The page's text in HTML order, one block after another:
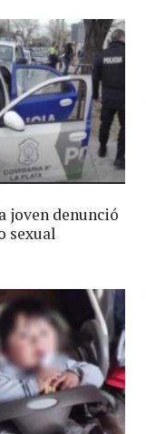
joven denunció
sexual